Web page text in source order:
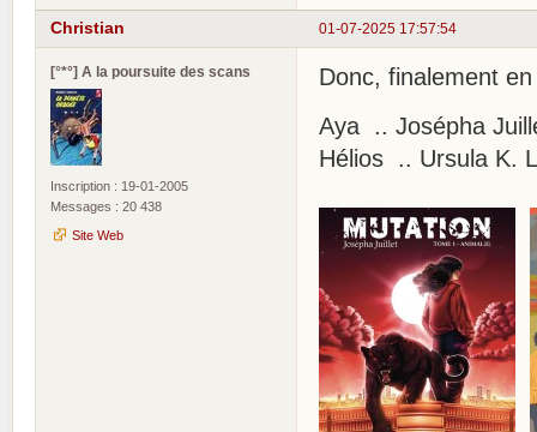
01-07-2025 17:57:54
Christian
[°*°] A la poursuite des scans
Inscription : 19-01-2005
Messages : 20 438
Site Web
Donc, finalement
Aya .. Josépha
Hélios .. Ursula K.